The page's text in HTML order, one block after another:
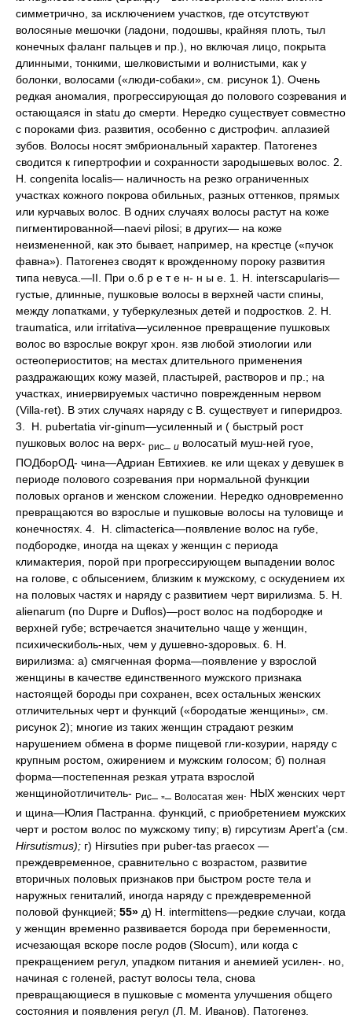
симметрично, за исключением участков, где отсутствуют
волосяные мешочки (ладони, подошвы, крайняя плоть, тыл
конечных фаланг пальцев и пр.), но включая лицо, покрыта
длинными, тонкими, шелковистыми и волнистыми, как у
болонки, волосами («люди-собаки», см. рисунок 1). Очень
редкая аномалия, прогрессирующая до полового созревания и
остающаяся in statu до смерти. Нередко существует совместно
с пороками физ. развития, особенно с дистрофич. аплазией
зубов. Волосы носят эмбриональный характер. Патогенез
сводится к гипертрофии и сохранности зародышевых волос. 2.
Н. congenita localis— наличность на резко ограниченных
участках кожного покрова обильных, разных оттенков, прямых
или курчавых волос. В одних случаях волосы растут на коже
пигментированной—naevi pilosi; в других— на коже
неизмененной, как это бывает, например, на крестце («пучок
фавна»). Патогенез сводят к врожденному пороку развития
типа невуса.—II. При о.б р е т е н- н ы е. 1. Н. interscapularis—
густые, длинные, пушковые волосы в верхней части спины,
между лопатками, у туберкулезных детей и подростков. 2. Н.
traumatica, или irritativa—усиленное превращение пушковых
волос во взрослые вокруг хрон. язв любой этиологии или
остеопериоститов; на местах длительного применения
раздражающих кожу мазей, пластырей, растворов и пр.; на
участках, иниервируемых частично поврежденным нервом
(Villa-ret). В этих случаях наряду с В. существует и гиперидроз.
3. Н. pubertatia vir-ginum—усиленный и ( быстрый рост
пушковых волос на верх- рис и волосатый муш-ней гуое,
ПОДборОД- чина—Адриан Евтихиев. ке или щеках у девушек в
периоде полового созревания при нормальной функции
половых органов и женском сложении. Нередко одновременно
превращаются во взрослые и пушковые волосы на туловище и
конечностях. 4. Н. climacterica—появление волос на губе,
подбородке, иногда на щеках у женщин с периода
климактерия, порой при прогрессирующем выпадении волос
на голове, с облысением, близким к мужскому, с оскудением их
на половых частях и наряду с развитием черт вирилизма. 5. Н.
alienarum (по Dupre и Duflos)—рост волос на подбородке и
верхней губе; встречается значительно чаще у женщин,
психическиболь-ных, чем у душевно-здоровых. 6. Н.
вирилизма: а) смягченная форма—появление у взрослой
женщины в качестве единственного мужского признака
настоящей бороды при сохранен, всех остальных женских
отличительных черт и функций («бородатые женщины», см.
рисунок 2); многие из таких женщин страдают резким
нарушением обмена в форме пищевой гли-козурии, наряду с
крупным ростом, ожирением и мужским голосом; б) полная
форма—постепенная резкая утрата взрослой
женщинойотличитель- Рис Волосатая жен
. НЫХ женских черт
и щина—Юлия Пастранна. функций, с приобретением мужских
черт и ростом волос по мужскому типу; в) гирсутизм Apert'a (см.
Hirsutismus); г) Hirsuties при puber-tas praecox —
преждевременное, сравнительно с возрастом, развитие
вторичных половых признаков при быстром росте тела и
наружных гениталий, иногда наряду с преждевременной
половой функцией; 55» д) Н. intermittens—редкие случаи, когда
у женщин временно развивается борода при беременности,
исчезающая вскоре после родов (Slocum), или когда с
прекращением регул, упадком питания и анемией усилен-. но,
начиная с голеней, растут волосы тела, снова
превращающиеся в пушковые с момента улучшения общего
состояния и появления регул (Л. М. Иванов). Патогенез.